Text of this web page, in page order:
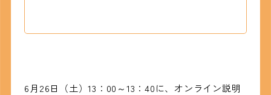
6月26日（土）13：00～13：40に、オンライン説明